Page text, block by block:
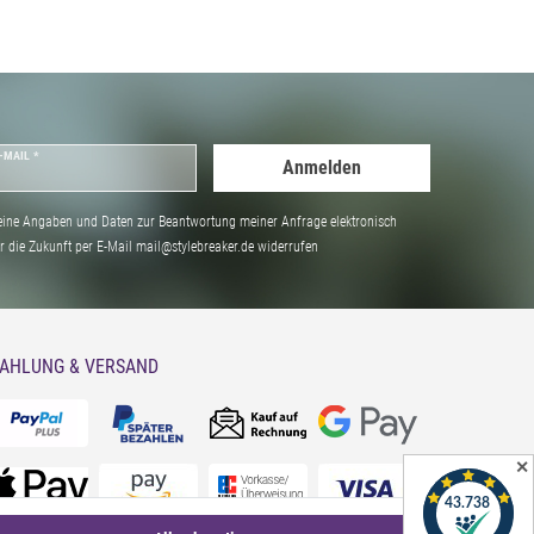
MAIL *
Anmelden
Angaben und Daten zur Beantwortung meiner Anfrage elektronisch
Zukunft per E-Mail mail@stylebreaker.de widerrufen
& VERSAND
✕